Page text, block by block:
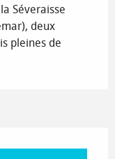
Séveraisse
deux
pleines de